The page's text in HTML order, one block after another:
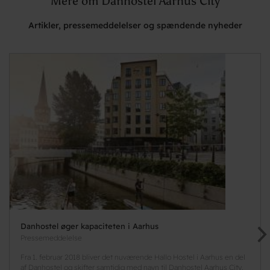
Artikler, pressemeddelelser og spændende nyheder
Danhostel øger kapaciteten i Aarhus
Pressemeddelelse
Fra 1. februar 2018 bliver det nuværende Hallo Hostel i Aarhus en del
af Danhostel og skifter samtidig med navn til Danhostel Aarhus City.